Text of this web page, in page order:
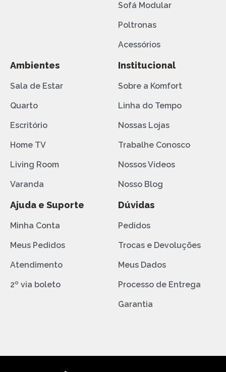
Sofá Modular
Poltronas
Acessórios
Ambientes
Sala de Estar
Quarto
Escritório
Home TV
Living Room
Varanda
Institucional
Sobre a Komfort
Linha do Tempo
Nossas Lojas
Trabalhe Conosco
Nossos Vídeos
Nosso Blog
Ajuda e Suporte
Minha Conta
Meus Pedidos
Atendimento
2º via boleto
Dúvidas
Pedidos
Trocas e Devoluções
Meus Dados
Processo de Entrega
Garantia